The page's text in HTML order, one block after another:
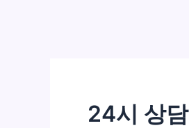
24시 상담